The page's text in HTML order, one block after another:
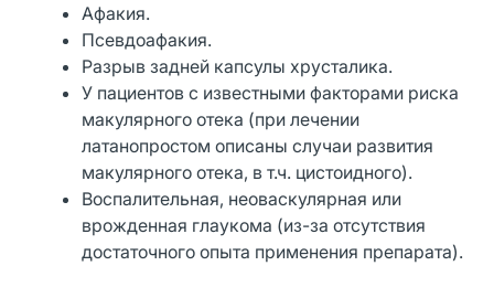
Афакия.
Псевдоафакия.
Разрыв задней капсулы хрусталика.
У пациентов с известными факторами риска
макулярного отека (при лечении
латанопростом описаны случаи развития
макулярного отека, в т.ч. цистоидного).
Воспалительная, неоваскулярная или
врожденная глаукома (из-за отсутствия
достаточного oпыта применения препарата).